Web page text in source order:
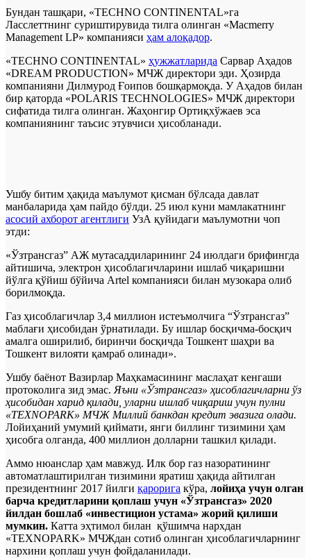
Бундан ташқари, «TECHNO CONTINENTAL»га
Ласслеттнинг суриштирувида тилга олинган «Macmerry
Management LP» компанияси ҳам алоқадор.
«TECHNO CONTINENTAL» ҳужжатларида Сарвар Аҳадов
«DREAM PRODUCTION» МЧЖ директори эди. Ҳозирда
компанияни Дилмурод Ғоипов бошқармоқда. У Аҳадов билан
бир қаторда «POLARIS TECHNOLOGIES» МЧЖ директори
сифатида тилга олинган. Жаҳонгир Ортиқхўжаев эса
компаниянинг таъсис этувчиси ҳисобланади.
Ушбу битим ҳақида маълумот қисман бўлсада давлат
манбаларида ҳам пайдо бўлди. 25 июл куни мамлакатнинг
асосий ахборот агентлиги УзА қуйидаги маълумотни чоп
этди:
«Ўзтрансгаз” АЖ мутасаддиларининг 24 июлдаги брифингда
айтишича, электрон ҳисоблагичларини ишлаб чиқаришни
йўлга қўйиш бўйича Artel компанияси билан музокара олиб
борилмоқда.
Газ ҳисоблагичлар 3,4 миллион истеъмолчига “Ўзтрансгаз”
маблағи ҳисобидан ўрнатилади. Бу ишлар босқичма-босқич
амалга оширилиб, биринчи босқичда Тошкент шаҳри ва
Тошкент вилояти қамраб олинади».
Ушбу баёнот Вазирлар Маҳкамасининг маслаҳат кенгаши
протоколига зид эмас. Яъни «Ўзтрансгаз» ҳисоблагичларни ўз
ҳисобидан харид қилади, уларни ишлаб чиқариш учун пулни
«TEXNOPARK» МЧЖ Миллий банкдан кредит эвазига олади.
Лойиҳаний умумий қиймати, янги биллинг тизимини ҳам
ҳисобга олганда, 400 миллион долларни ташкил қилади.
Аммо нюанслар ҳам мавжуд. Илк бор газ назоратининг
автоматлаштирилган тизимини яратиш ҳақида айтилган
президентнинг 2017 йилги қарорига кўра, лойиҳа учун олган
барча кредитларини қоплаш учун «Ўзтрансгаз» 2020
йилдан бошлаб «инвестицион устама» жорий қилиши
мумкин. Катта эҳтимол билан қўшимча нархдан
«TEXNOPARK» МЧЖдан сотиб олинган ҳисоблагичларнинг
нархини қоплаш учун фойдаланилади.